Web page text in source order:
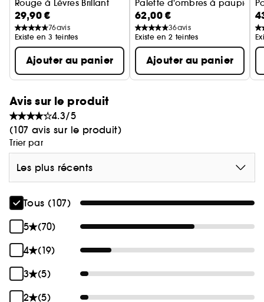
Rouge à Lèvres Brillant
29,90 €
76avis
Existe en 3 teintes
Ajouter au panier
Palette d'ombres à paupières
62,00 €
36avis
Existe en 2 teintes
Ajouter au panier
Avis sur le produit
4.3/5
(107 avis sur le produit)
Trier par
Les plus récents
Tous (107)
5
(70)
4
(19)
3
(5)
2
(5)